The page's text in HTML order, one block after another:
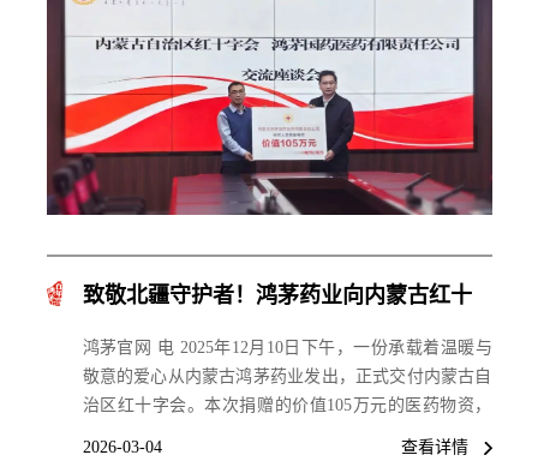
致敬北疆守护者！鸿茅药业向内蒙古红十
鸿茅官网 电 2025年12月10日下午，一份承载着温暖与
敬意的爱心从内蒙古鸿茅药业发出，正式交付内蒙古自
治区红十字会。本次捐赠的价值105万元的医药物资，
将精准定向用于部分盟市的基层民警、护边户、堡垒户
查看详情
2026-03-04